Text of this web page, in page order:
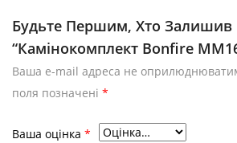
Будьте Першим, Хто Залишив
“Камінокомплект Bonfire
Ваша e-mail адреса не
поля позначені *
Ваша оцінка *